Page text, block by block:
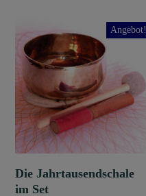
Angebot!
Die Jahrtausendschale
im Set
Produkt
weist
mehrere
Varianten
auf.
Die
Optionen
auf